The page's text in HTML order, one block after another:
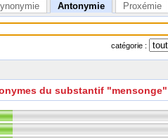
Antonymie Proxémie
catégorie :
du substantif "mensonge"